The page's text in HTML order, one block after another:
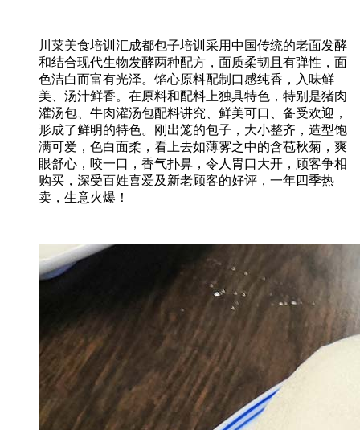
川菜美食培训汇成都包子培训采用中国传统的老面发酵
和结合现代生物发酵两种配方，面质柔韧且有弹性，面
色洁白而富有光泽。馅心原料配制口感纯香，入味鲜
美、汤汁鲜香。在原料和配料上独具特色，特别是猪肉
灌汤包、牛肉灌汤包配料讲究、鲜美可口、备受欢迎，
形成了鲜明的特色。刚出笼的包子，大小整齐，造型饱
满可爱，色白面柔，看上去如薄雾之中的含苞秋菊，爽
眼舒心，咬一口，香气扑鼻，令人胃口大开，顾客争相
购买，深受百姓喜爱及新老顾客的好评，一年四季热
卖，生意火爆！